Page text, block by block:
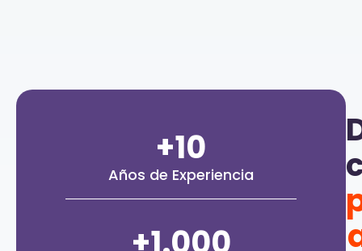
Años de Experiencia
+10